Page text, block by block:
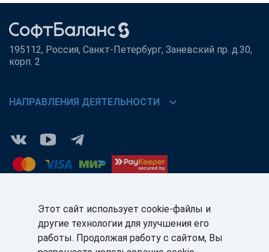
195112, Россия, Санкт-Петербург, Заневский пр. д.30,
корп. 2
НАПРАВЛЕНИЯ ДЕЯТЕЛЬНОСТИ chevron_right
КЛИЕНТАМ:
+7 (812) 327-5141
ПАРТНЁРАМ:
+7 (812) 327-5025
Этот сайт использует cookie-файлы и
другие технологии для улучшения его
работы. Продолжая работу с сайтом, Вы